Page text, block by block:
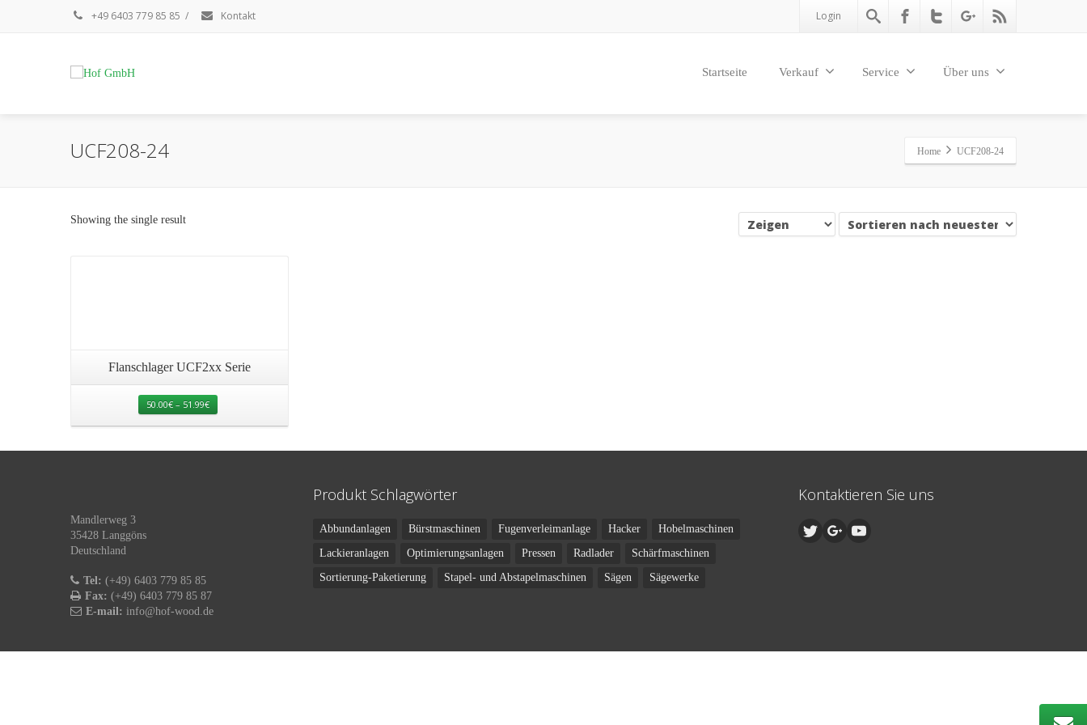
+49 6403 779 85 85 / Kontakt Login
Startseite Verkauf Service Über uns
UCF208-24 Home UCF208-24
Showing the single result
Flanschlager UCF2xx Serie
50.00€– 51.99€
Mandlerweg 3
35428 Langgöns
Deutschland
Tel: (+49) 6403 779 85 85
Fax: (+49) 6403 779 85 87
E-mail: info@hof-wood.de
Produkt Schlagwörter
Abbundanlagen Bürstmaschinen Fugenverleimanlage Hacker
Hobelmaschinen
Lackieranlagen
Optimierungsanlagen Pressen Radlader
Schärfmaschinen
Sortierung-Paketierung
Stapel- und Abstapelmaschinen Sägen Sägewerke
Kontaktieren Sie uns